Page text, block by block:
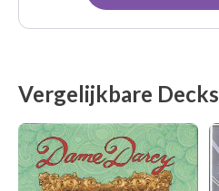
Vergelijkbare Decks